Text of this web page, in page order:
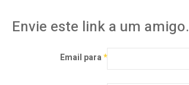
Envie este link a um amigo.
Email para*